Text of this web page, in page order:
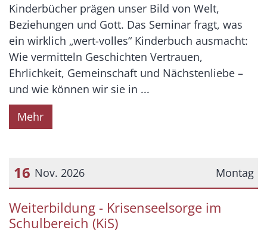
Kinderbücher prägen unser Bild von Welt,
Beziehungen und Gott. Das Seminar fragt, was
ein wirklich „wert-volles“ Kinderbuch ausmacht:
Wie vermitteln Geschichten Vertrauen,
Ehrlichkeit, Gemeinschaft und Nächstenliebe –
und wie können wir sie in ...
Mehr
Montag
16 Nov. 2026
Datum: 16. November 2026
Weiterbildung - Krisenseelsorge im
Schulbereich (KiS)